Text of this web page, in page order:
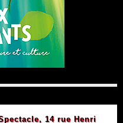
14 rue Henri